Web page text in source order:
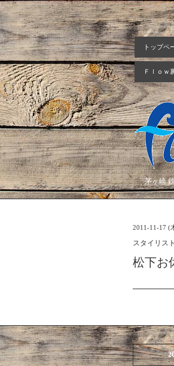
トップペ
Ｆｌｏｗ
茅ヶ崎
2011-11-17 (
スタイリス
松下お